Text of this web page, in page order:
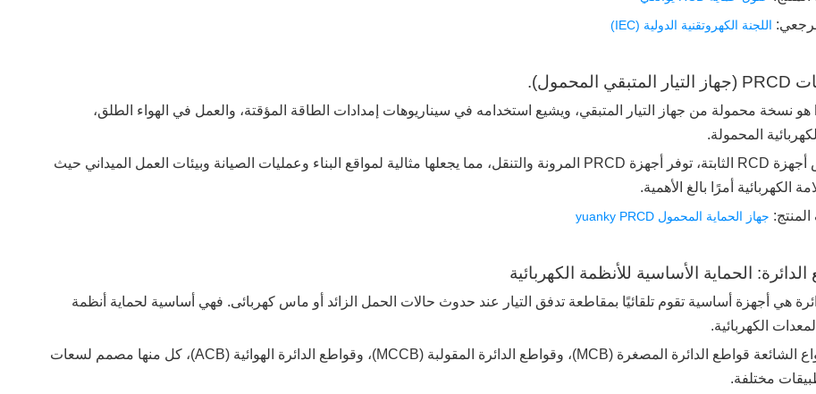
اللجنة الكهروتقنية الدولية (IEC)
إن PRCD هو نسخة محمولة من جهاز التيار المتبقي، ويشيع استخدامه في سيناريوهات إمدادات الطاقة المؤقتة، والعمل في الهواء الطلق،
المحمولة.
على عكس أجهزة RCD الثابتة، توفر أجهزة PRCD المرونة والتنقل، مما يجعلها مثالية لمواقع البناء وعمليات الصيانة وبيئات العمل الميداني حيث
الكهربائية أمرًا بالغ الأهمية.
جهاز الحماية المحمول yuanky PRCD
هي أجهزة أساسية تقوم تلقائيًا بمقاطعة تدفق التيار عند حدوث حالات الحمل الزائد أو ماس كهربائى. فهي أساسية لحماية أنظمة
الكهربائية.
تشمل الأنواع الشائعة قواطع الدائرة المصغرة (MCB)، وقواطع الدائرة المقولبة (MCCB)، وقواطع الدائرة الهوائية (ACB)، كل منها مصمم لسعات
مختلفة.